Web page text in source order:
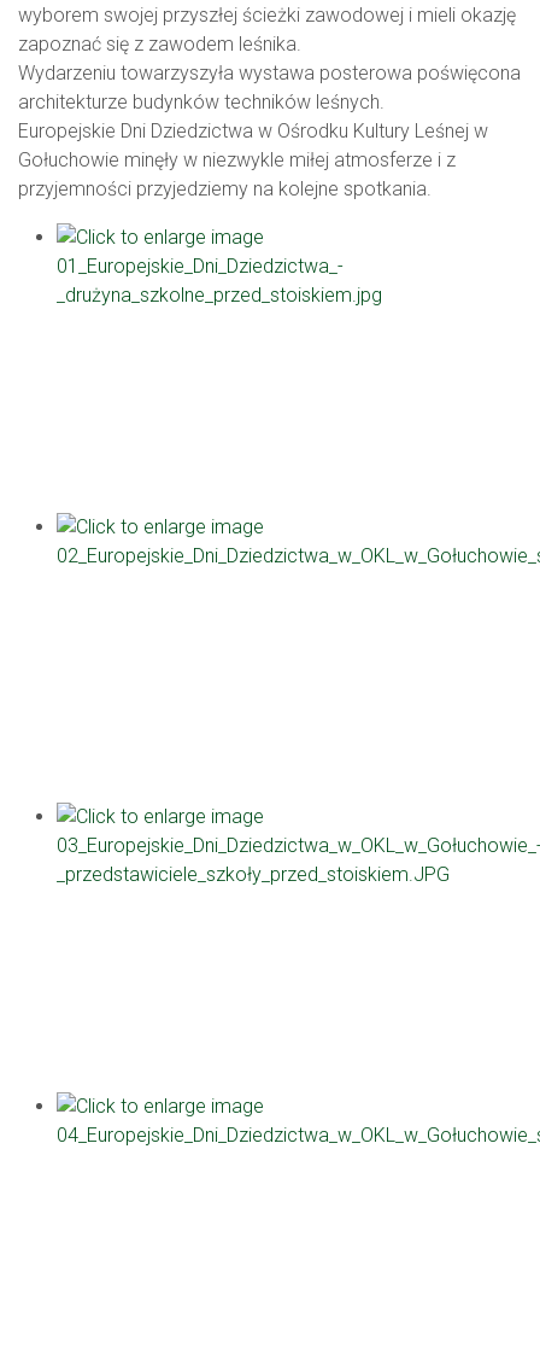
wyborem swojej przyszłej ścieżki zawodowej i mieli okazję
zapoznać się z zawodem leśnika.
Wydarzeniu towarzyszyła wystawa posterowa poświęcona
architekturze budynków techników leśnych.
Europejskie Dni Dziedzictwa w Ośrodku Kultury Leśnej w
Gołuchowie minęły w niezwykle miłej atmosferze i z
przyjemności przyjedziemy na kolejne spotkania.